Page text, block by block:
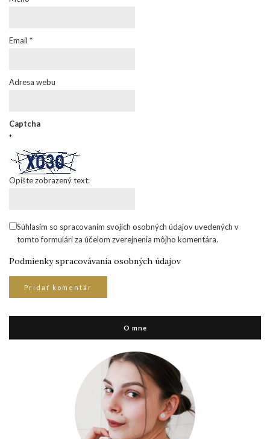
Email *
Adresa webu
Captcha
*
Opíšte zobrazený text:
Súhlasím so spracovaním svojich osobných údajov uvedených v
tomto formulári za účelom zverejnenia môjho komentára.
Podmienky spracovávania osobných údajov
O mne